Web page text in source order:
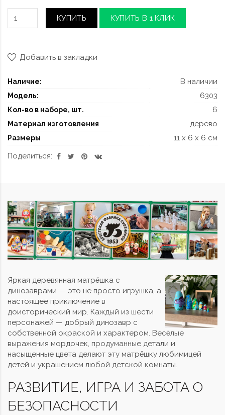
КУПИТЬ КУПИТЬ В 1 КЛИК
Добавить в закладки
Наличие: В наличии
Модель: 6303
Кол-во в наборе, шт. 6
Материал изготовления дерево
Размеры
11 x 6 x 6 см
Поделиться:
Яркая деревянная матрёшка с
динозаврами — это не просто игрушка, а
настоящее приключение в
доисторический мир. Каждый из шести
персонажей — добрый динозавр с
собственной окраской и характером. Весёлые
выражения мордочек, продуманные детали и
насыщенные цвета делают эту матрёшку любимицей
детей и украшением любой детской комнаты.
РАЗВИТИЕ, ИГРА И ЗАБОТА О
БЕЗОПАСНОСТИ